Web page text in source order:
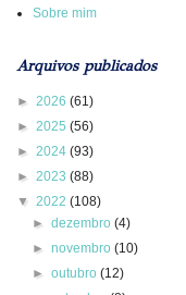
Sobre mim
Arquivos publicados
► 2026 (61)
► 2025 (56)
► 2024 (93)
► 2023 (88)
▼ 2022 (108)
►dezembro(4)
►novembro(10)
►outubro(12)